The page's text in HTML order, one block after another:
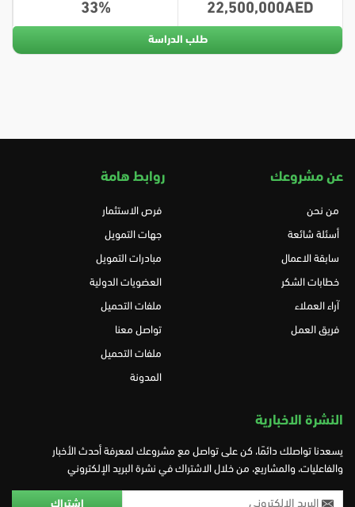
22,500,000
33
طلب الدراسة
عن مشروعك
من نحن
أسئلة شائعة
سابقة الاعمال
خطابات الشكر
آراء العملاء
فريق العمل
روابط هامة
فرص الاستثمار
جهات التمويل
مبادرات التمويل
العضويات الدولية
ملفات التحميل
تواصل معنا
ملفات التحميل
المدونة
النشرة الاخبارية
يسعدنا تواصلك دائمًا، كن على تواصل مع مشروعك لمعرفة أحدث الأخبار
والفاعليات، والمشاريع، من خلال الاشتراك في نشرة البريد الإلكتروني